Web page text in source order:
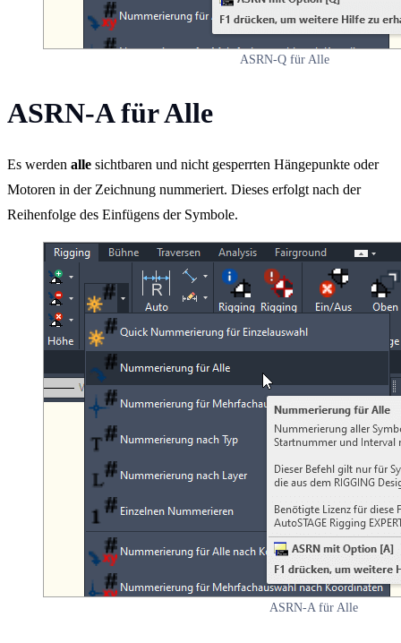
ASRN-Q für Alle
ASRN-A für Alle
Es werden alle sichtbaren und nicht gesperrten Hängepunkte oder
Motoren in der Zeichnung nummeriert. Dieses erfolgt nach der
Reihenfolge des Einfügens der Symbole.
ASRN-A für Alle